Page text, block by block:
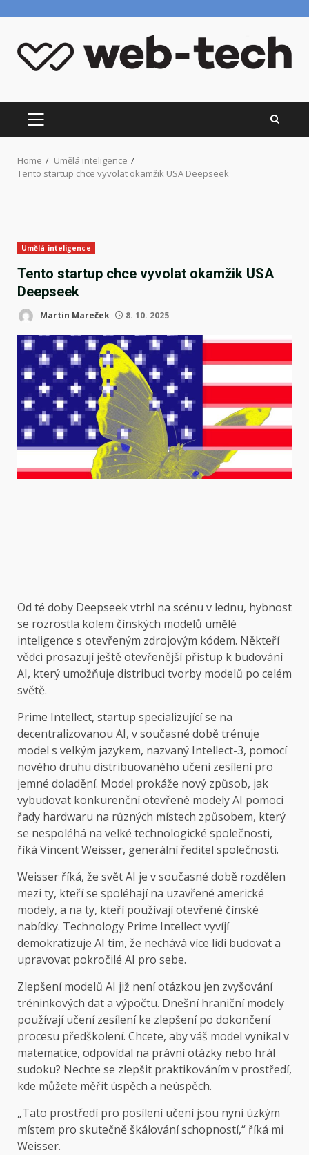
content
PRIMARY
MENU
Home
Umělá inteligence
Tento startup chce vyvolat okamžik USA Deepseek
Umělá inteligence
Tento startup chce vyvolat okamžik USA
Deepseek
Martin Mareček 8. 10. 2025
Od té doby Deepseek vtrhl na scénu v lednu, hybnost
se rozrostla kolem čínských modelů umělé
inteligence s otevřeným zdrojovým kódem. Někteří
vědci prosazují ještě otevřenější přístup k budování
AI, který umožňuje distribuci tvorby modelů po celém
světě.
Prime Intellect, startup specializující se na
decentralizovanou AI, v současné době trénuje
model s velkým jazykem, nazvaný Intellect-3, pomocí
nového druhu distribuovaného učení zesílení pro
jemné doladění. Model prokáže nový způsob, jak
vybudovat konkurenční otevřené modely AI pomocí
řady hardwaru na různých místech způsobem, který
se nespoléhá na velké technologické společnosti,
říká Vincent Weisser, generální ředitel společnosti.
Weisser říká, že svět AI je v současné době rozdělen
mezi ty, kteří se spoléhají na uzavřené americké
modely, a na ty, kteří používají otevřené čínské
nabídky. Technology Prime Intellect vyvíjí
demokratizuje AI tím, že nechává více lidí budovat a
upravovat pokročilé AI pro sebe.
Zlepšení modelů AI již není otázkou jen zvyšování
tréninkových dat a výpočtu. Dnešní hraniční modely
používají učení zesílení ke zlepšení po dokončení
procesu předškolení. Chcete, aby váš model vynikal v
matematice, odpovídal na právní otázky nebo hrál
sudoku? Nechte se zlepšit praktikováním v prostředí,
kde můžete měřit úspěch a neúspěch.
„Tato prostředí pro posílení učení jsou nyní úzkým
místem pro skutečně škálování schopností,“ říká mi
Weisser.